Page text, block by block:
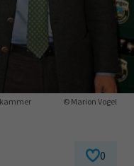
Negativerklärung
© Marion Vogel
0